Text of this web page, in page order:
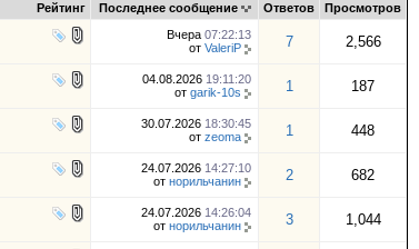
Рейтинг Последнее сообщение Ответов Просмотров
Вчера 07:22:13
от ValeriP 7 2,566
04.08.2026 19:11:20
от garik-10s 1 187
30.07.2026 18:30:45
от zeoma 1 448
24.07.2026 14:27:10
от норильчанин 2 682
24.07.2026 14:26:04
от норильчанин 3 1,044